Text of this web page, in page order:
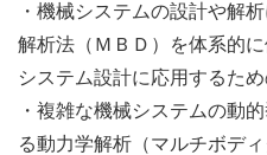
・機械システムの設計や解
解析法（ＭＢＤ）を体系的
システム設計に応用するた
・複雑な機械システムの動
る動力学解析（マルチボデ